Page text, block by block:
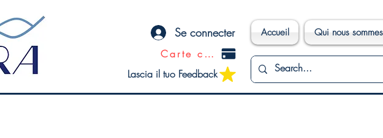
Se connecter Accueil Qui nous sommes
Carte cadeau
Lascia il tuo Feedback